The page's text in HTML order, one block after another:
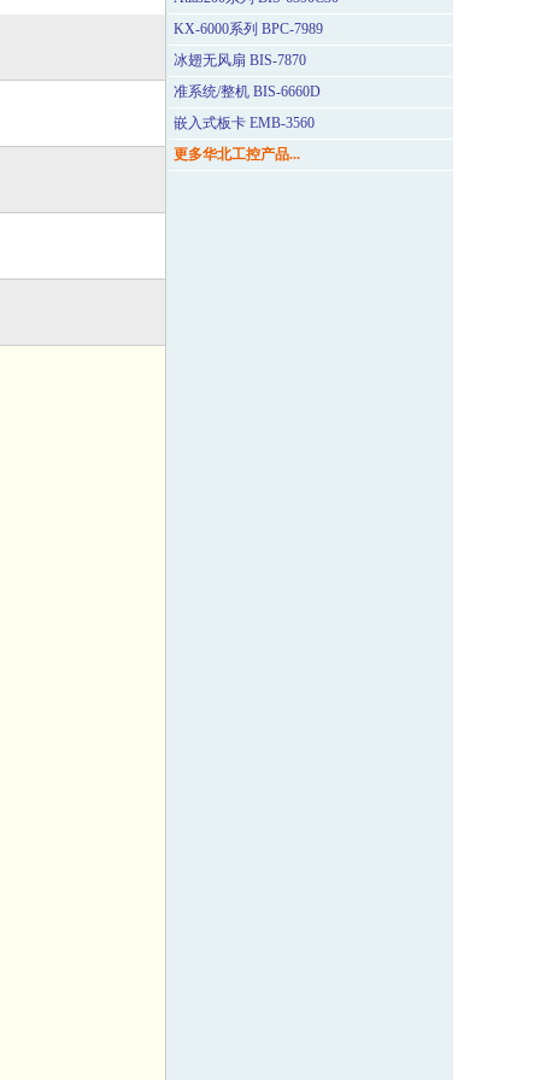
KX-6000系列 BPC-7989
冰翅无风扇 BIS-7870
准系统/整机 BIS-6660D
嵌入式板卡 EMB-3560
更多华北工控产品...